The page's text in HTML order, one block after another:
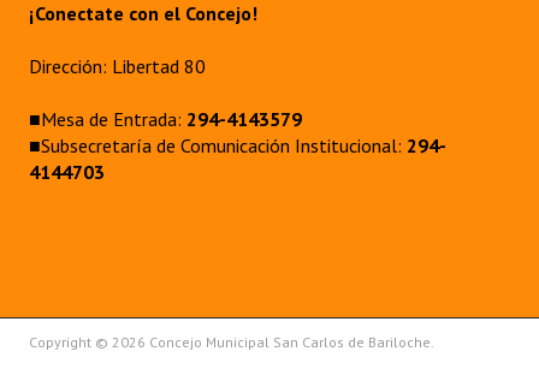
¡Conectate con el Concejo!
Dirección: Libertad 80
■Mesa de Entrada: 294-4143579
■Subsecretaría de Comunicación Institucional: 294-
4144703
Copyright © 2026 Concejo Municipal San Carlos de Bariloche.